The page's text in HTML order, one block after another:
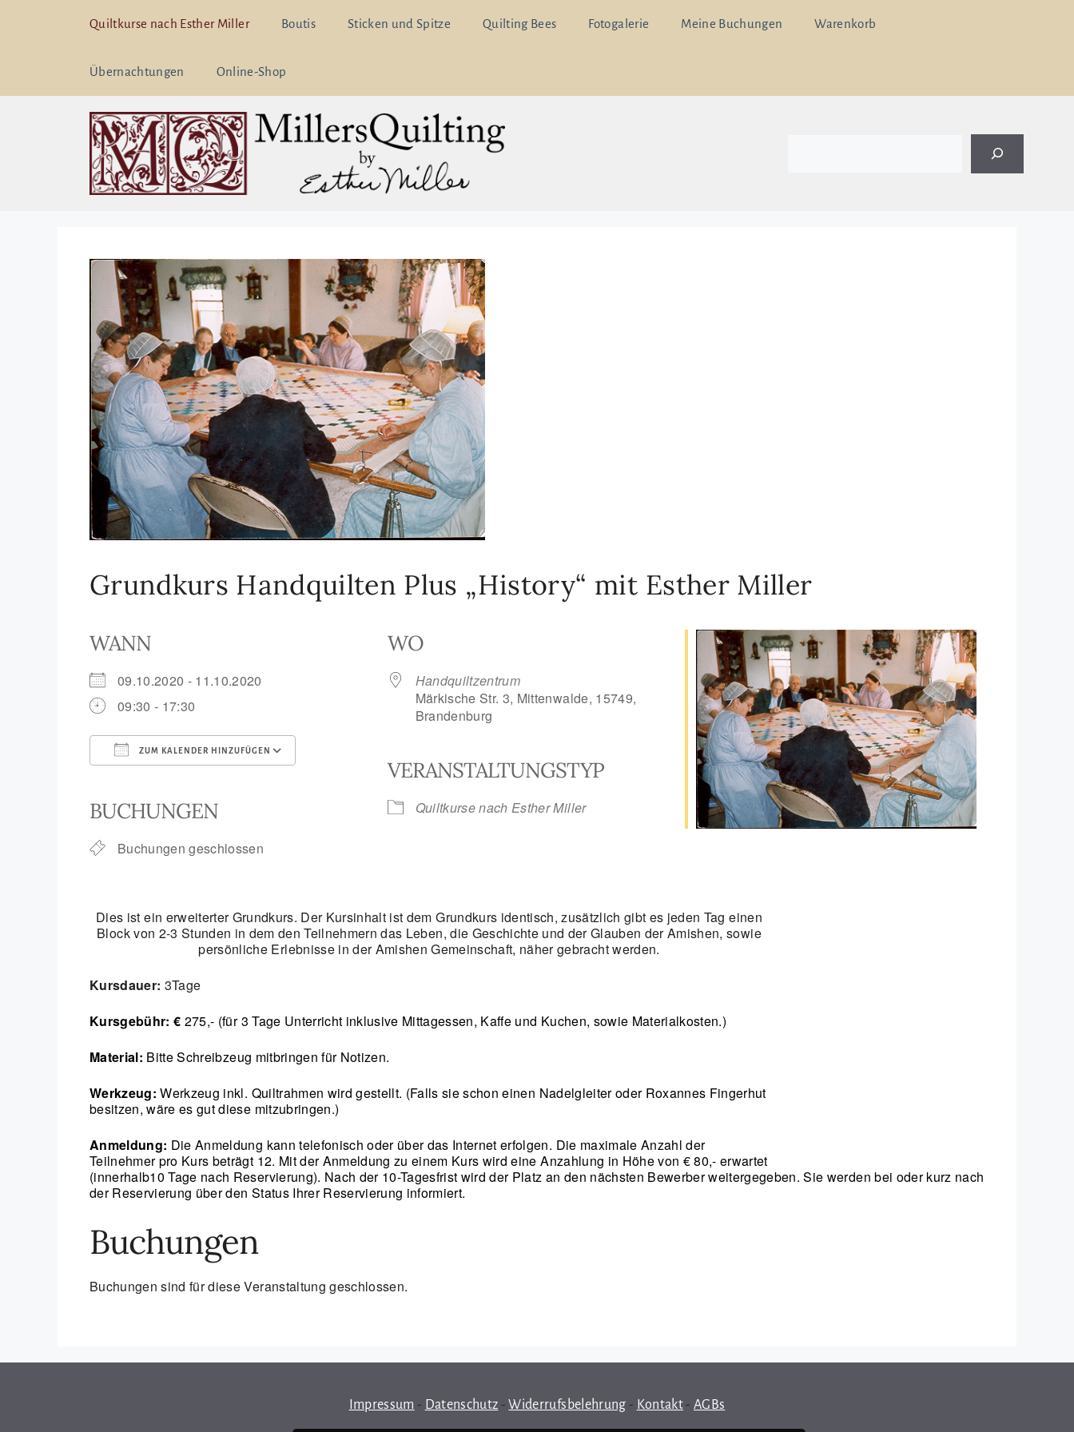
Quiltkurse nach Esther Miller Boutis Sticken und Spitze Quilting Bees Fotogalerie Meine Buchungen Warenkorb
Übernachtungen Online-Shop
Grundkurs Handquilten Plus „History“ mit Esther Miller
WANN
09.10.2020 - 11.10.2020
09:30 - 17:30
ZUM KALENDER HINZUFÜGEN
Google Kalender iCalendar Office 365 Outlook Live
BUCHUNGEN
Buchungen geschlossen
WO
Handquiltzentrum
Märkische Str. 3, Mittenwalde, 15749,
Brandenburg
VERANSTALTUNGSTYP
Quiltkurse nach Esther Miller
Dies ist ein erweiterter Grundkurs. Der Kursinhalt ist dem Grundkurs identisch, zusätzlich gibt es jeden Tag einen
Block von 2-3 Stunden in dem den Teilnehmern das Leben, die Geschichte und der Glauben der Amishen, sowie
persönliche Erlebnisse in der Amishen Gemeinschaft, näher gebracht werden.
Kursdauer: 3Tage
Kursgebühr: € 275,- (für 3 Tage Unterricht inklusive Mittagessen, Kaffe und Kuchen, sowie Materialkosten.)
Material: Bitte Schreibzeug mitbringen für Notizen.
Werkzeug: Werkzeug inkl. Quiltrahmen wird gestellt. (Falls sie schon einen Nadelgleiter oder Roxannes Fingerhut
besitzen, wäre es gut diese mitzubringen.)
Anmeldung: Die Anmeldung kann telefonisch oder über das Internet erfolgen. Die maximale Anzahl der
Teilnehmer pro Kurs beträgt 12. Mit der Anmeldung zu einem Kurs wird eine Anzahlung in Höhe von € 80,- erwartet
(innerhalb10 Tage nach Reservierung). Nach der 10-Tagesfrist wird der Platz an den nächsten Bewerber weitergegeben. Sie werden bei oder kurz nach
der Reservierung über den Status Ihrer Reservierung informiert.
Buchungen
Buchungen sind für diese Veranstaltung geschlossen.
Impressum - Datenschutz -Widerrufsbelehrung - Kontakt-AGBs